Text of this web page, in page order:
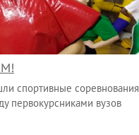
спортивные соревнования
первокурсниками вузов